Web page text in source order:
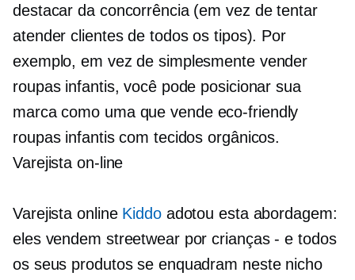
destacar da concorrência (em vez de tentar
atender clientes de todos os tipos). Por
exemplo, em vez de simplesmente vender
roupas infantis, você pode posicionar sua
marca como uma que vende eco-friendly
roupas infantis com tecidos orgânicos.
Varejista on-line
Varejista online Kiddoadotou esta abordagem:
eles vendem streetwear porcrianças - e todos
os seus produtos se enquadram neste nicho